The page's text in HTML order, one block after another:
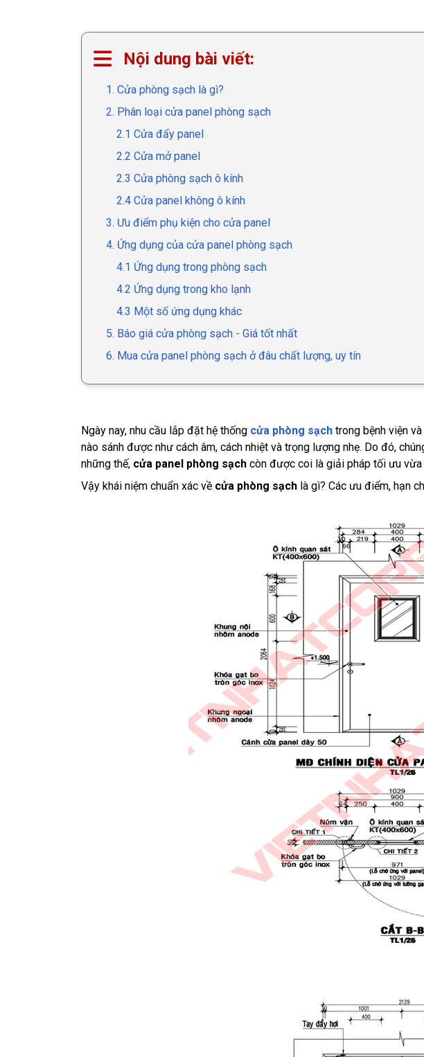
Nội dung bài viết:
1. Cửa phòng sạch là gì?
2. Phân loại cửa panel phòng sạch
2.1 Cửa đẩy panel
2.2 Cửa mở panel
2.3 Cửa phòng sạch ô kính
2.4 Cửa panel không ô kính
3. Ưu điểm phụ kiện cho cửa panel
4. Ứng dụng của cửa panel phòng sạch
4.1 Ứng dụng trong phòng sạch
4.2 Ứng dụng trong kho lạnh
4.3 Một số ứng dụng khác
5. Báo giá cửa phòng sạch - Giá tốt nhất
6. Mua cửa panel phòng sạch ở đâu chất lượng, uy tín
Ngày nay, nhu cầu lắp đặt hệ thống cửa phòng sạch trong bệnh viện
nào sánh được như cách âm, cách nhiệt và trọng lượng nhẹ. Do đó,
những thế, cửa panel phòng sạch còn được coi là giải pháp tối ưu
Vậy khái niệm chuẩn xác về cửa phòng sạch là gì? Các ưu điểm, hạn